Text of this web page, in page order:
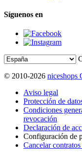
Síguenos en
© 2010-2026 niceshops
Aviso legal
Protección de
Condiciones
revocación
Declaración de
Configuración de
Cancelar